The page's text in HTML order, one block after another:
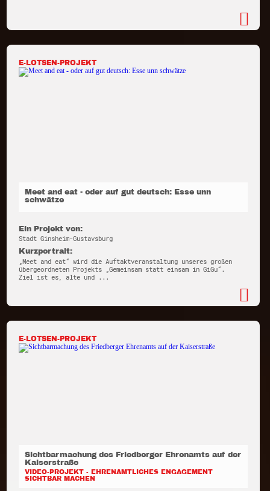
E-LOTSEN-PROJEKT
Meet and eat - oder auf gut deutsch: Esse unn
schwätze
Ein Projekt von:
Stadt Ginsheim-Gustavsburg
Kurzportrait:
„Meet and eat“ wird die Auftaktveranstaltung unseres großen
übergeordneten Projekts „Gemeinsam statt einsam in GiGu“.
Ziel ist es, alte und ...
E-LOTSEN-PROJEKT
Sichtbarmachung des Friedberger Ehrenamts auf der
Kaiserstraße
VIDEO-PROJEKT - EHRENAMTLICHES ENGAGEMENT
SICHTBAR MACHEN